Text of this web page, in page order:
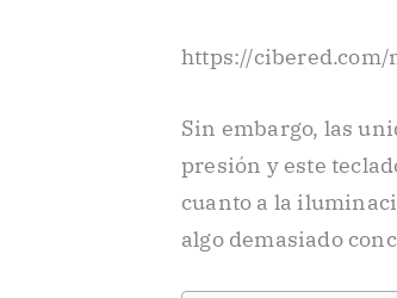
https://
Sin embargo, las
presión y este
cuanto a la
algo demasiado